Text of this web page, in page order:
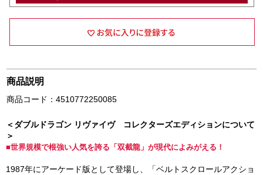
商品説明
商品コード：4510772250085
＜ダブルドラゴン リヴァイヴ コレクターズエディションについて
＞
■世界規模で根強い人気を誇る「双截龍」が現代によみがえる！
1987年にアーケード版として登場し、「ベルトスクロールアクショ